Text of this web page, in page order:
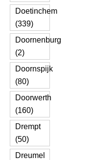
Doetinchem
(339)
Doornenburg
(2)
Doornspijk
(80)
Doorwerth
(160)
Drempt
(50)
Dreumel